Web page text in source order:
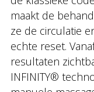
maakt de
ze de circulatie
echte reset.
resultaten
INFINITY®